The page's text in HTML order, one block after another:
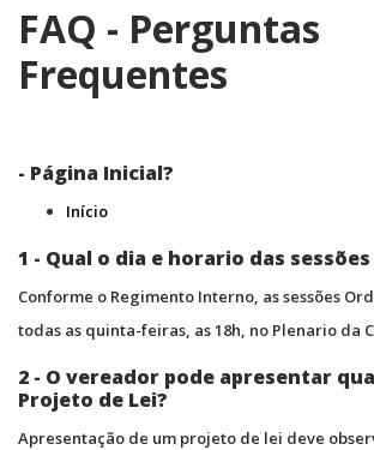
FAQ - Perguntas
Frequentes
- Página Inicial?
Início
1 - Qual o dia e horario das
Conforme o Regimento Interno, as sessões
todas as quinta-feiras, as 18h, no Plenario da
2 - O vereador pode apresentar
Projeto de Lei?
Apresentação de um projeto de lei deve